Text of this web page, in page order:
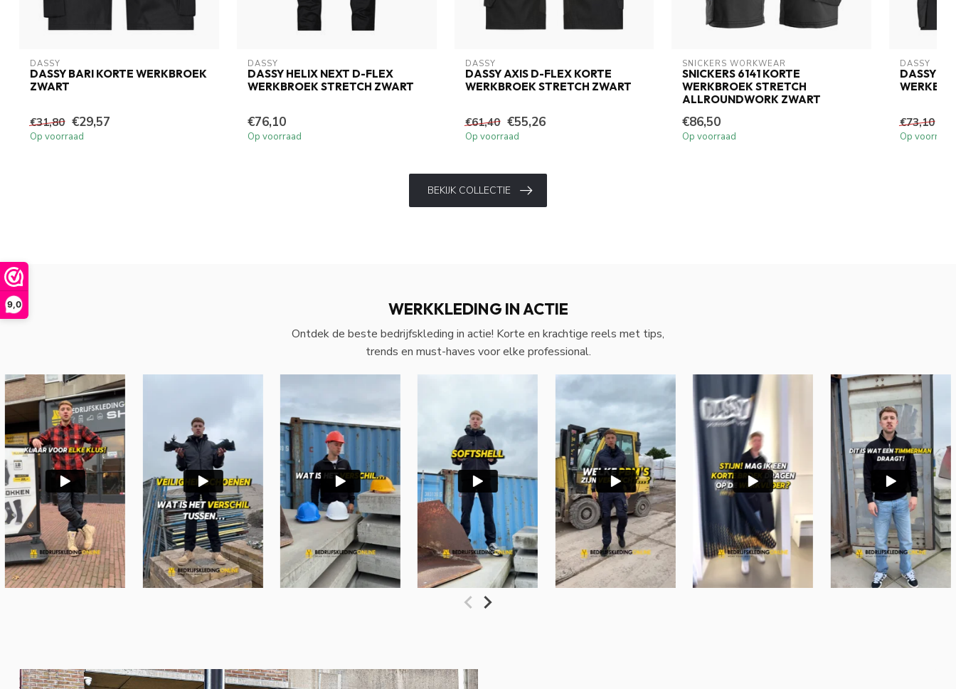
9,0
DASSY
DASSY BARI KORTE WERKBROEK
ZWART
€31,80 €29,57
Op voorraad
DASSY
DASSY HELIX NEXT D-FLEX
WERKBROEK STRETCH ZWART
€76,10
Op voorraad
DASSY
DASSY AXIS D-FLEX KORTE
WERKBROEK STRETCH ZWART
€61,40 €55,26
Op voorraad
SNICKERS WORKWEAR
SNICKERS 6141 KORTE
WERKBROEK STRETCH
ALLROUNDWORK ZWART
€86,50
Op voorraad
DASSY
DASSY
€73,10
Op voorraad
BEKIJK COLLECTIE
WERKKLEDING IN ACTIE
Ontdek de beste bedrijfskleding in actie! Korte en krachtige reels met tips,
trends en must-haves voor elke professional.